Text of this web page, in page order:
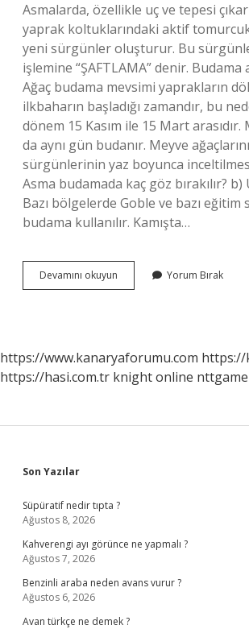
Asmalarda, özellikle uç ve tepesi
yaprak koltuklarındaki aktif
yeni sürgünler oluşturur. Bu
işlemine “ŞAFTLAMA” denir. Budama
Ağaç budama mevsimi yaprakların
ilkbaharın başladığı zamandır, bu
dönem 15 Kasım ile 15 Mart arasıdır.
da aynı gün budanır. Meyve
sürgünlerinin yaz boyunca
Asma budamada kaç göz bırakılır?
Bazı bölgelerde Goble ve bazı
budama kullanılır. Kamışta…
Devamını okuyun
Budaması
Yorum Bırak
https://www.kanaryaforumu.com https://
https://hasi.com.tr knight online nttgame
Sidebar
Son Yazılar
Süpüratif nedir tıpta ?
Ağustos 8, 2026
Kahverengi ayı görünce ne yapmalı ?
Ağustos 7, 2026
Benzinli araba neden avans vurur ?
Ağustos 6, 2026
Avan türkçe ne demek ?